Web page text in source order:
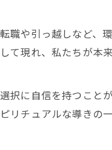
職や引っ越しなど、
て現れ、私たちが本
択に自信を持つこと
リチュアルな導きの